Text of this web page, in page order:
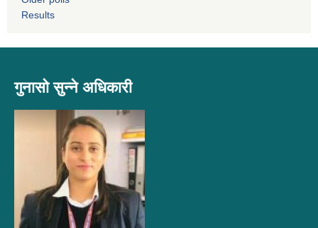
Results
गुनासो सुन्ने अधिकारी